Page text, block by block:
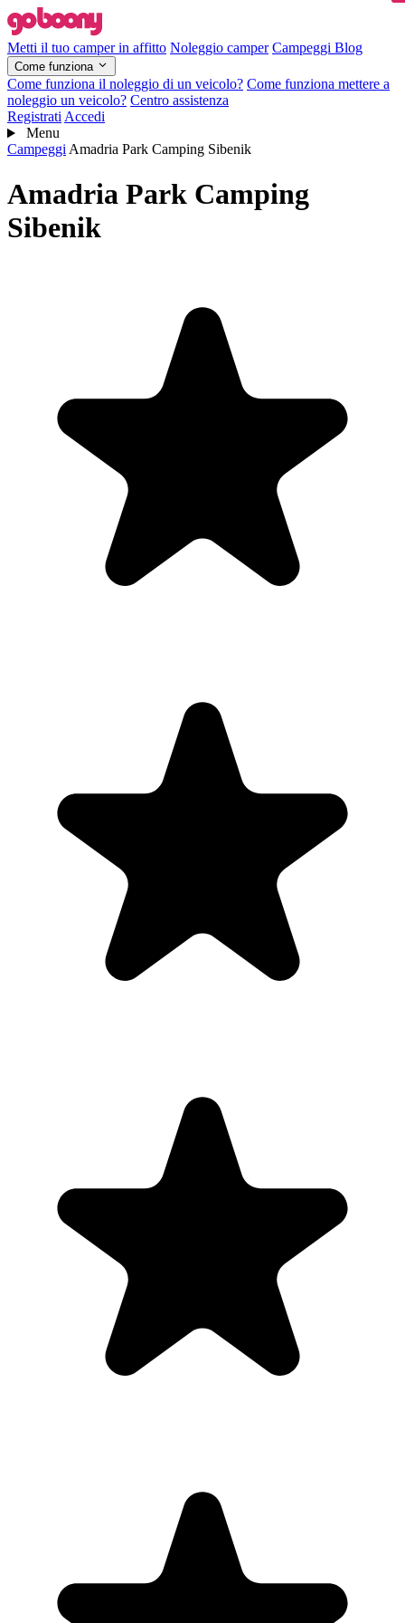
Metti il tuo camper in affitto Noleggio camper Campeggi Blog
Come funziona
Come funziona il noleggio di un veicolo? Come funziona mettere a
noleggio un veicolo? Centro assistenza
Registrati Accedi
Menu
Campeggi Amadria Park Camping Sibenik
Amadria Park Camping
Sibenik